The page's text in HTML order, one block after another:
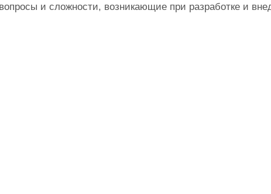
и сложности, возникающие при разработке и